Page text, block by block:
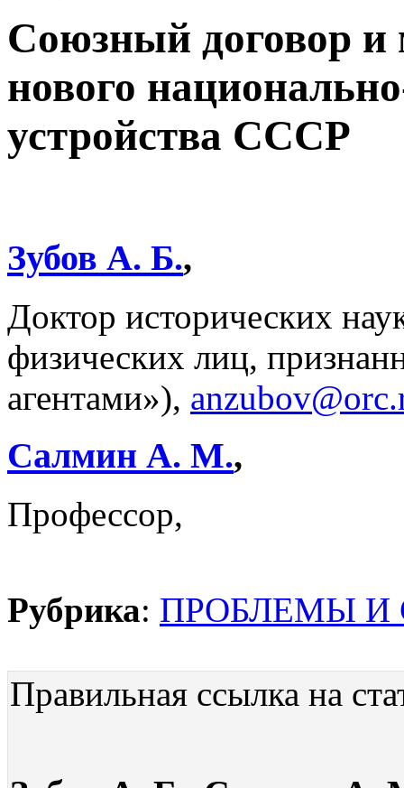
Союзный договор и
нового
устройства СССР
Зубов А. Б.,
Доктор исторических
физических лиц,
агентами»),
Салмин А. М.,
Профессор,
Рубрика: ПРОБЛЕМЫ И
Правильная ссылка на